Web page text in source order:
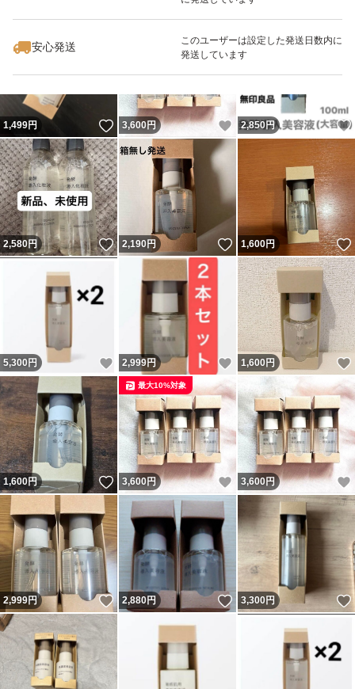
安心発送
このユーザーは設定した発送日数内に
発送しています
いいね！
3,500
1,499円 いいね！
3,600円 いいね！
2,850円
2,580円 いいね！
2,190円 いいね！
1,600円
5,300 円 いいね！
2,999円 いいね！
1,600円
1,600円 いいね！
3,600円 いいね！
最大10%対象
3,600円
2,999円 いいね！
2,880円 いいね！
3,300円